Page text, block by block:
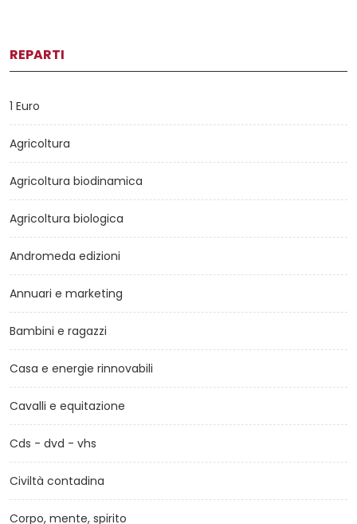
REPARTI
1 Euro
Agricoltura
Agricoltura biodinamica
Agricoltura biologica
Andromeda edizioni
Annuari e marketing
Bambini e ragazzi
Casa e energie rinnovabili
Cavalli e equitazione
Cds - dvd - vhs
Civiltà contadina
Corpo, mente, spirito